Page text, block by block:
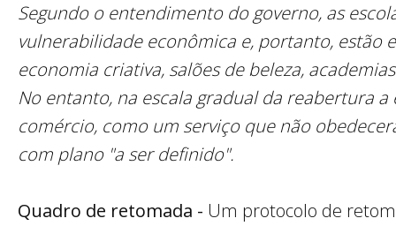
Segundo o entendimento do governo, as
vulnerabilidade econômica e, portanto, estão
economia criativa, salões de beleza,
No entanto, na escala gradual da reabertura
comércio, como um serviço que não
com plano "a ser definido".
Quadro de retomada - Um protocolo de